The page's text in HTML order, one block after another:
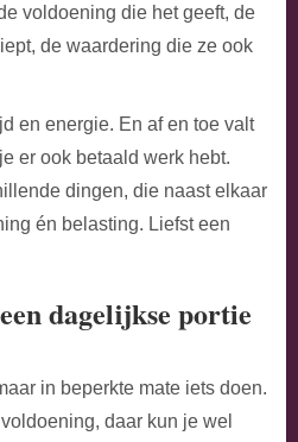
voldoening die het geeft, de
de waardering die ze ook
en energie. En af en toe valt
er ook betaald werk hebt.
dingen, die naast elkaar
én belasting. Liefst een
dagelijkse portie
in beperkte mate iets doen.
daar kun je wel